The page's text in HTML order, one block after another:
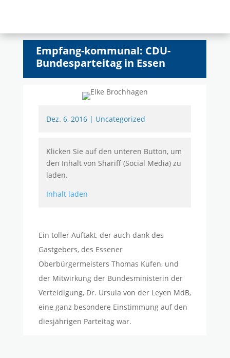
Empfang-kommunal: CDU-
Bundesparteitag in Essen
Dez. 6, 2016| Uncategorized
Klicken Sie auf den unteren Button, um
den Inhalt von Shariff (Social Media) zu
laden.
Inhalt laden
Ein toller Auftakt, der auch dank des
Gastgebers, des Essener
Oberbürgermeisters Thomas Kufen, und
der Mitwirkung der Bundesministerin der
Verteidigung, Dr. Ursula von der Leyen MdB,
eine ganz besondere Einstimmung auf den
diesjährigen Parteitag war.